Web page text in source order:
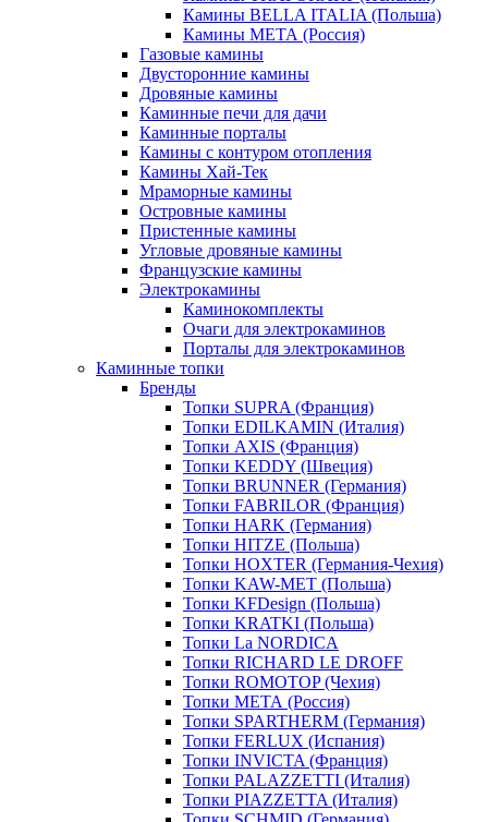
Камины BELLA ITALIA (Польша)
Камины МЕТА (Россия)
Газовые камины
Двусторонние камины
Дровяные камины
Каминные печи для дачи
Каминные порталы
Камины с контуром отопления
Камины Хай-Тек
Мраморные камины
Островные камины
Пристенные камины
Угловые дровяные камины
Французские камины
Электрокамины
Каминокомплекты
Очаги для электрокаминов
Порталы для электрокаминов
Каминные топки
Бренды
Топки SUPRA (Франция)
Топки EDILKAMIN (Италия)
Топки AXIS (Франция)
Топки KEDDY (Швеция)
Топки BRUNNER (Германия)
Топки FABRILOR (Франция)
Топки HARK (Германия)
Топки HITZE (Польша)
Топки HOXTER (Германия-Чехия)
Топки KAW-MET (Польша)
Топки KFDesign (Польша)
Топки KRATKI (Польша)
Топки La NORDICA
Топки RICHARD LE DROFF
Топки ROMOTOP (Чехия)
Топки МЕТА (Россия)
Топки SPARTHERM (Германия)
Топки FERLUX (Испания)
Топки INVICTA (Франция)
Топки PALAZZETTI (Италия)
Топки PIAZZETTA (Италия)